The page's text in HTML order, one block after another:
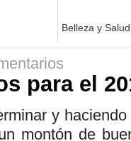
Belleza y Salud
para el
y
montón de